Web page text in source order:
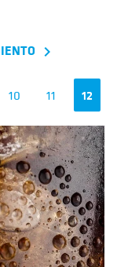
navigate_next
10 11 12